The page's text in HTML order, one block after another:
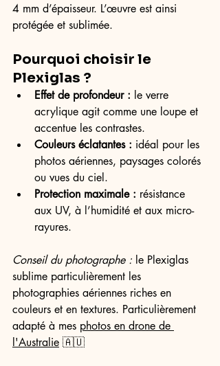
4 mm d’épaisseur. L’œuvre est ainsi
protégée et sublimée.
Pourquoi choisir le
Plexiglas ?
Effet de profondeur : le verre
acrylique agit comme une loupe et
accentue les contrastes.
Couleurs éclatantes : idéal pour les
photos aériennes, paysages colorés
ou vues du ciel.
Protection maximale : résistance
aux UV, à l’humidité et aux micro-
rayures.
Conseil du photographe : le Plexiglas
sublime particulièrement les
photographies aériennes riches en
couleurs et en textures. Particulièrement
adapté à mes photos en drone de
l'Australie 🇦🇺